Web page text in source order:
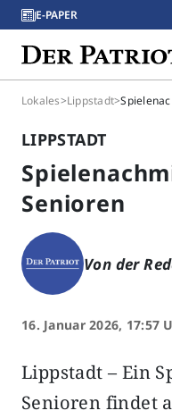
E-PAPER
Lokales>Lippstadt>
LIPPSTADT
Senioren
Von der
16. Januar 2026, 17:57
Lippstadt – Ein
Senioren findet